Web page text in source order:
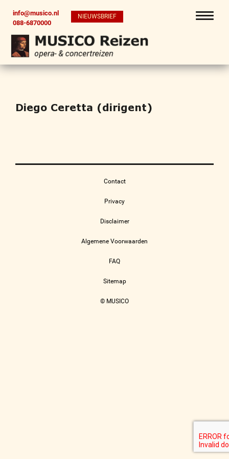
info@musico.nl
088-6870000
NIEUWSBRIEF
Diego Ceretta (dirigent)
Contact
Privacy
Disclaimer
Algemene Voorwaarden
FAQ
Sitemap
© MUSICO